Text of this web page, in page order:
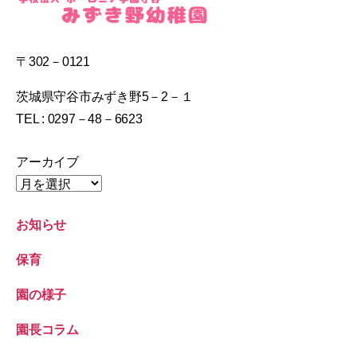
〒302－0121
茨城県守谷市みずき野5－2－１
TEL : 0297－48－6623
アーカイブ
お知らせ
保育
園の様子
園長コラム